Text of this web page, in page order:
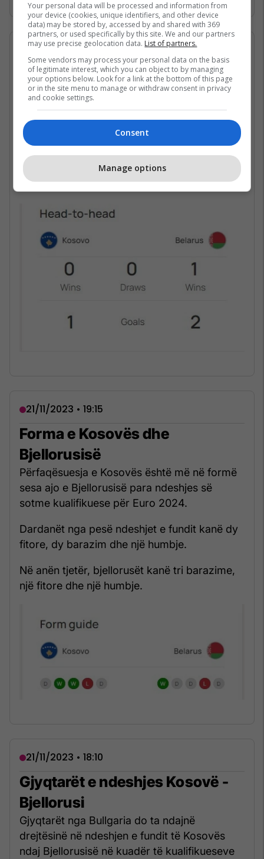
21/11/2023 • 19:28
Ndeshja mes Kosovës dhe
Bjellorusisë
Kosova dhe Bjellorusia kanë luajtur vetëm një
herë mes vete në ndeshjet e parë kualifikuese
për Euro 2024.
Takimi i zhvilluar në qershor 2023 përfundoi
me fitoren 2-1 të Bjellorusisë.
21/11/2023 • 19:15
Forma e Kosovës dhe
Bjellorusisë
Përfaqësuesja e Kosovës është më në formë
sesa ajo e Bjellorusisë para ndeshjes së
sotme kualifikuese për Euro 2024.
Dardanët nga pesë ndeshjet e fundit kanë dy
fitore, dy barazim dhe një humbje.
Në anën tjetër, bjellorusët kanë tri barazime,
një fitore dhe një humbje.
21/11/2023 • 18:10
Gjyqtarët e ndeshjes Kosovë -
Bjellorusi
Gjyqtarët nga Bullgaria do ta ndajnë
drejtësinë në ndeshjen e fundit të Kosovës
ndaj Bjellorusisë në kuadër të kualifikueseve
Your personal data will be processed and information from
your device (cookies, unique identifiers, and other device
data) may be stored by, accessed by and shared with 369
partners, or used specifically by this site. We and our partners
may use precise geolocation data. List of partners.
Some vendors may process your personal data on the basis
of legitimate interest, which you can object to by managing
your options below. Look for a link at the bottom of this page
or in the site menu to manage or withdraw consent in privacy
and cookie settings.
Consent
Manage options